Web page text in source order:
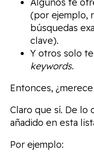
Algunos te
(por ejemplo,
búsquedas
clave).
Y otros solo
keywords.
Entonces,
Claro que sí. De lo
añadido en esta
Por ejemplo: